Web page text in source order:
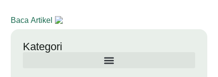
Baca Artikel
Kategori